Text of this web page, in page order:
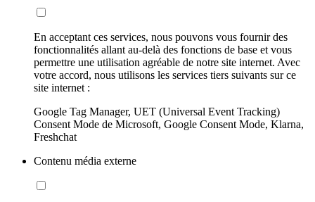
En acceptant ces services, nous pouvons vous fournir des
fonctionnalités allant au-delà des fonctions de base et vous
permettre une utilisation agréable de notre site internet. Avec
votre accord, nous utilisons les services tiers suivants sur ce
site internet :
Google Tag Manager, UET (Universal Event Tracking)
Consent Mode de Microsoft, Google Consent Mode, Klarna,
Freshchat
Contenu média externe